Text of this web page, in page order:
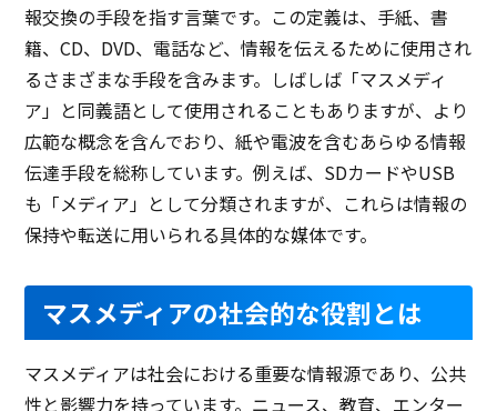
報交換の手段を指す言葉です。この定義は、手紙、書
籍、CD、DVD、電話など、情報を伝えるために使用され
るさまざまな手段を含みます。しばしば「マスメディ
ア」と同義語として使用されることもありますが、より
広範な概念を含んでおり、紙や電波を含むあらゆる情報
伝達手段を総称しています。例えば、SDカードやUSB
も「メディア」として分類されますが、これらは情報の
保持や転送に用いられる具体的な媒体です。
マスメディアの社会的な役割とは
マスメディアは社会における重要な情報源であり、公共
性と影響力を持っています。ニュース、教育、エンター